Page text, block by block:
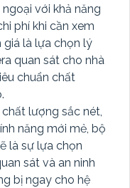
với khả năng
phí khi cần xem
giá là lựa chọn lý
quan sát cho nhà
chuẩn chất
lượng sắc nét,
năng mới mẻ, bộ
là sự lựa chọn
sát và an ninh
bị ngay cho hệ